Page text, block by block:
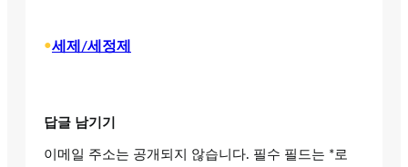
•세제/세정제
답글 남기기
이메일 주소는 공개되지 않습니다. 필수 필드는 *로